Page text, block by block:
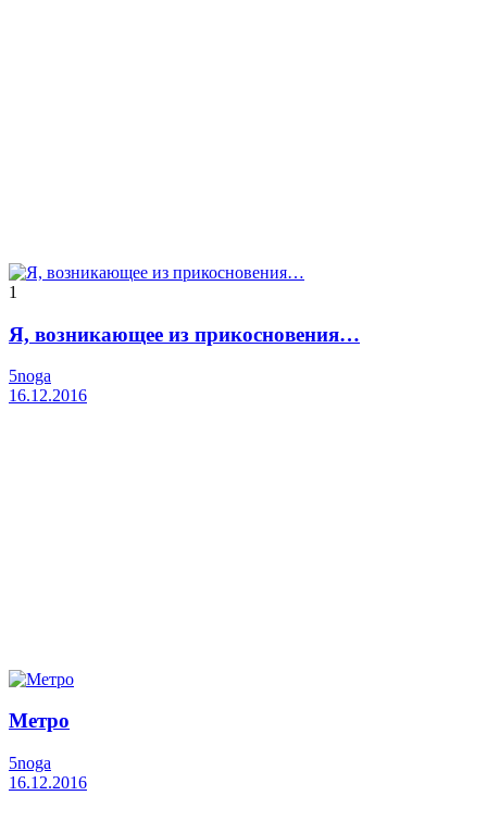
1
Я, возникающее из прикосновения…
5noga
16.12.2016
Метро
5noga
16.12.2016